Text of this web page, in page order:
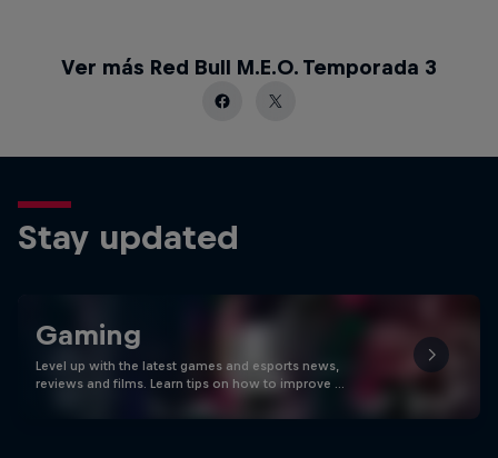
Ver más Red Bull M.E.O. Temporada 3
Stay updated
Gaming
Level up with the latest games and esports news,
reviews and films. Learn tips on how to improve …